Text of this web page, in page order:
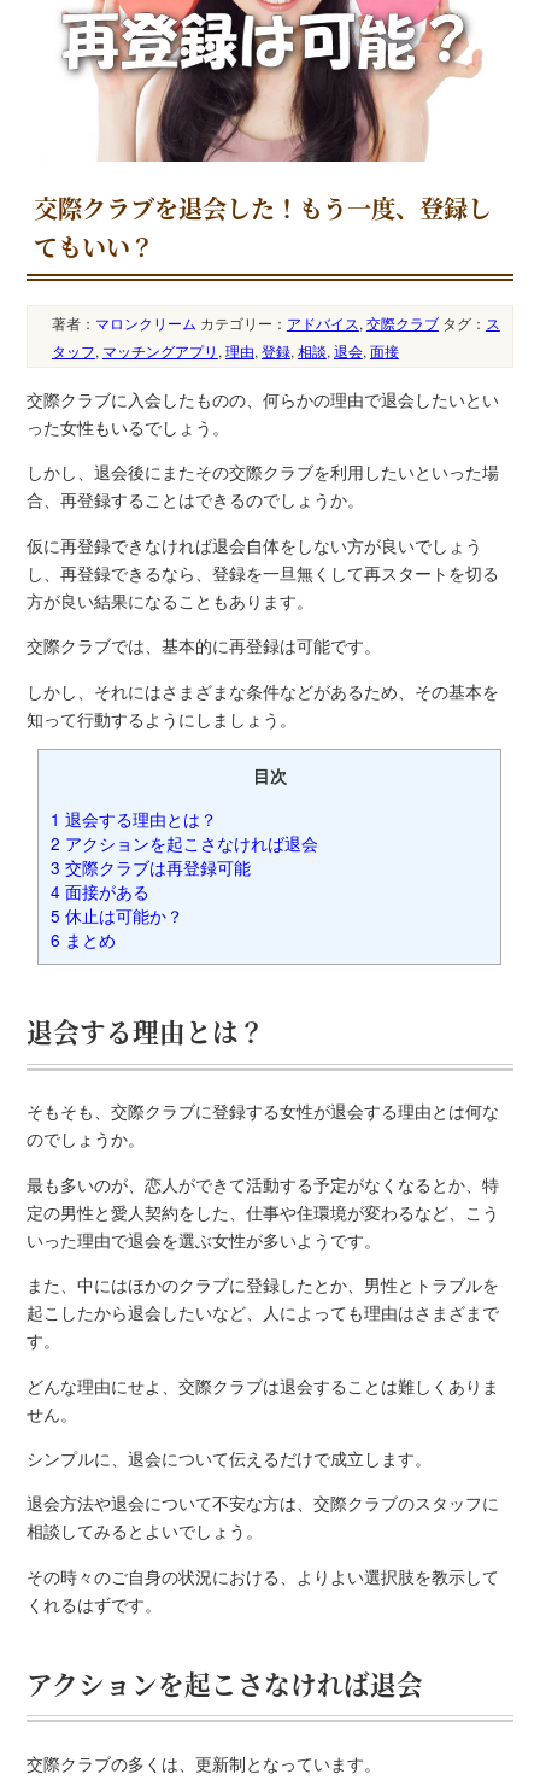
交際クラブを退会した！もう一度、登録し
てもいい？
著者： マロンクリーム カテゴリー： アドバイス, 交際クラブ タグ： ス
タッフ, マッチングアプリ , 理由, 登録, 相談, 退会, 面接
交際クラブに入会したものの、何らかの理由で退会したいとい
った女性もいるでしょう。
しかし、退会後にまたその交際クラブを利用したいといった場
合、再登録することはできるのでしょうか。
仮に再登録できなければ退会自体をしない方が良いでしょう
し、再登録できるなら、登録を一旦無くして再スタートを切る
方が良い結果になることもあります。
交際クラブでは、基本的に再登録は可能です。
しかし、それにはさまざまな条件などがあるため、その基本を
知って行動するようにしましょう。
目次
1 退会する理由とは？
2 アクションを起こさなければ退会
3 交際クラブは再登録可能
4 面接がある
5 休止は可能か？
6 まとめ
退会する理由とは？
そもそも、交際クラブに登録する女性が退会する理由とは何な
のでしょうか。
最も多いのが、恋人ができて活動する予定がなくなるとか、特
定の男性と愛人契約をした、仕事や住環境が変わるなど、こう
いった理由で退会を選ぶ女性が多いようです。
また、中にはほかのクラブに登録したとか、男性とトラブルを
起こしたから退会したいなど、人によっても理由はさまざまで
す。
どんな理由にせよ、交際クラブは退会することは難しくありま
せん。
シンプルに、退会について伝えるだけで成立します。
退会方法や退会について不安な方は、交際クラブのスタッフに
相談してみるとよいでしょう。
その時々のご自身の状況における、よりよい選択肢を教示して
くれるはずです。
アクションを起こさなければ退会
交際クラブの多くは、更新制となっています。